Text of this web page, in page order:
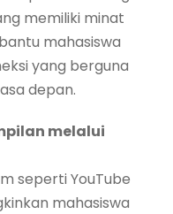
memiliki minat
mahasiswa
yang berguna
depan.
melalui
seperti YouTube
mahasiswa